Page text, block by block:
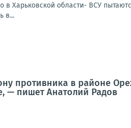
Харьковской области- ВСУ
в...
противника в районе
— пишет Анатолий Радов